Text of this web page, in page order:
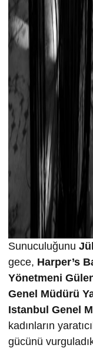
Sunuculuğunu
gece, Harper’s
Yönetmeni
Genel Müdürü
Istanbul Genel
kadınların
gücünü